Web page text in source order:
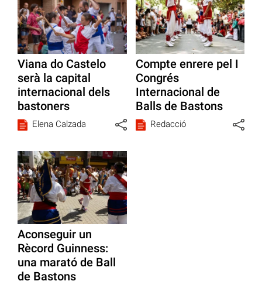
Viana do Castelo
serà la capital
internacional dels
bastoners
Elena Calzada
Compte enrere pel I
Congrés
Internacional de
Balls de Bastons
Redacció
Aconseguir un
Rècord Guinness:
una marató de Ball
de Bastons